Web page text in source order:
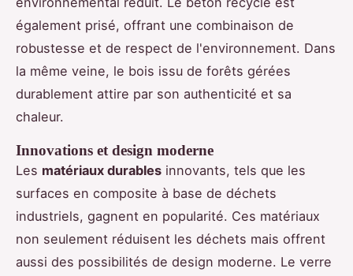
également prisé, offrant une combinaison de
robustesse et de respect de l'environnement. Dans
la même veine, le bois issu de forêts gérées
durablement attire par son authenticité et sa
chaleur.
Innovations et design moderne
Les matériaux durables innovants, tels que les
surfaces en composite à base de déchets
industriels, gagnent en popularité. Ces matériaux
non seulement réduisent les déchets mais offrent
aussi des possibilités de design moderne. Le verre